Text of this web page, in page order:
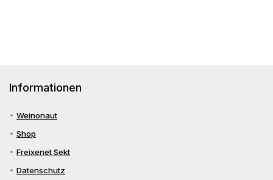
Informationen
Weinonaut
Shop
Freixenet Sekt
Datenschutz